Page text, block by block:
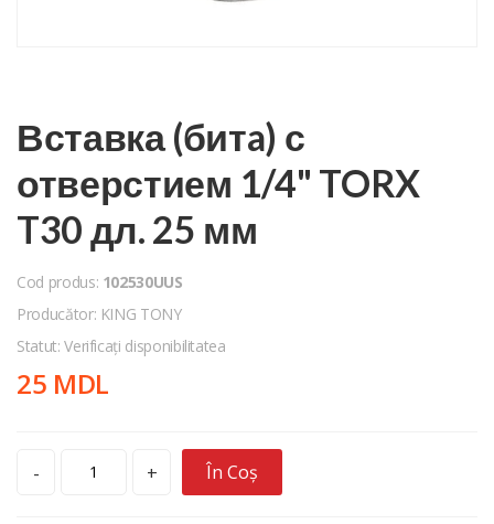
Вставка (битa) с
отверстием 1/4" TORX
T30 дл. 25 мм
Cod produs: 102530UUS
Producător: KING TONY
Statut: Verificați disponibilitatea
25 MDL
- + În Coș